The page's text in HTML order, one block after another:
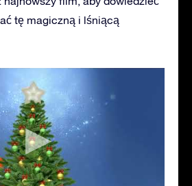
tę magiczną i lśniącą